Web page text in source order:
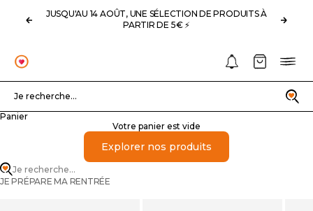
Précédent
JUSQU'AU 14 AOÛT, UNE SÉLECTION DE PRODUITS À
PARTIR DE 5€ ⚡️
OHLALA
Recherche
Je recherche...
Notifications
Panier
Panier
Votre panier est vide
Explorer nos produits
Je recherche...
JE PRÉPARE MA RENTRÉE